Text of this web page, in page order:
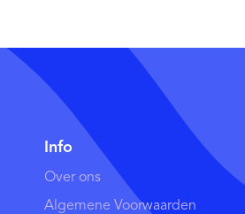
Info
Over ons
Algemene Voorwaarden